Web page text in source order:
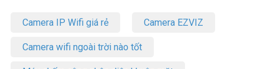
Camera IP Wifi giá rẻ Camera EZVIZ
Camera wifi ngoài trời nào tốt